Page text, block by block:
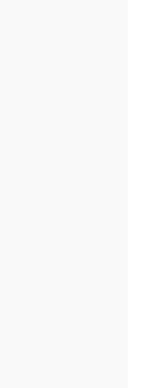
i dette